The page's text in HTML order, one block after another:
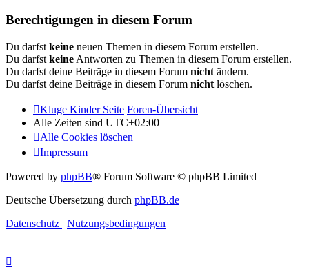
Berechtigungen in diesem Forum
Du darfst keine neuen Themen in diesem Forum erstellen.
Du darfst keine Antworten zu Themen in diesem Forum erstellen.
Du darfst deine Beiträge in diesem Forum nicht ändern.
Du darfst deine Beiträge in diesem Forum nicht löschen.
Kluge Kinder Seite Foren-Übersicht
Alle Zeiten sind UTC+02:00
Alle Cookies löschen
Impressum
Powered by phpBB® Forum Software © phpBB Limited
Deutsche Übersetzung durch phpBB.de
Datenschutz | Nutzungsbedingungen